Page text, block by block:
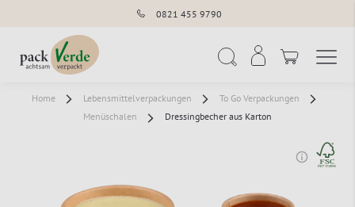
0821 455 9790
Home Lebensmittelverpackungen
To Go Verpackungen
Menüschalen
Dressingbecher aus Karton